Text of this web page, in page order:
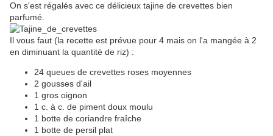
On s'est régalés avec ce délicieux tajine de crevettes bien
parfumé.
Il vous faut (la recette est prévue pour 4 mais on l'a mangée à 2
en diminuant la quantité de riz) :
24 queues de crevettes roses moyennes
2 gousses d'ail
1 gros oignon
1 c. à c. de piment doux moulu
1 botte de coriandre fraîche
1 botte de persil plat